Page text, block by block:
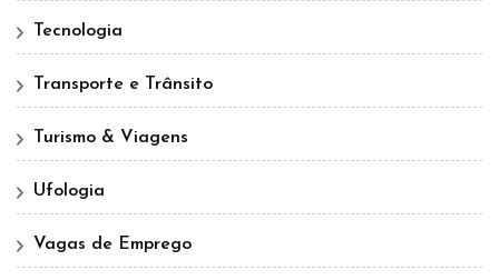
Tecnologia
Transporte e Trânsito
Turismo & Viagens
Ufologia
Vagas de Emprego